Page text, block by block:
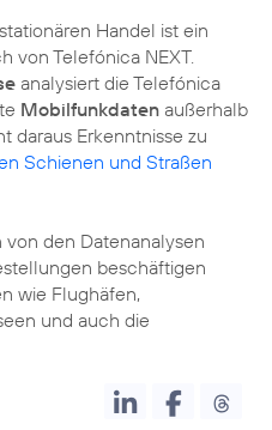
Handel ist ein
von Telefónica NEXT.
analysiert die Telefónica
Mobilfunkdaten außerhalb
daraus Erkenntnisse zu
Schienen und Straßen
den Datenanalysen
beschäftigen
wie Flughäfen,
und auch die